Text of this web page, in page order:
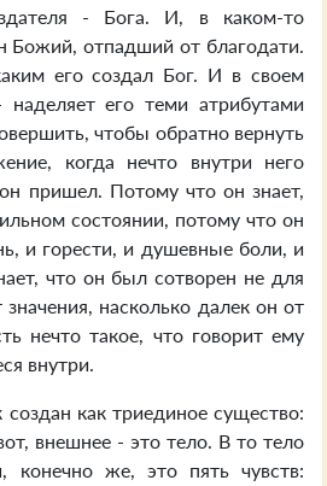
- Бога. И, в каком-то
Божий, отпадший от благодати.
его создал Бог. И в своем
его теми атрибутами
чтобы обратно вернуть
когда нечто внутри него
пришел. Потому что он знает,
состоянии, потому что он
и горести, и душевные боли, и
что он был сотворен не для
насколько далек он от
нечто такое, что говорит ему
внутри.
создан как триединое существо:
внешнее - это тело. В то тело
конечно же, это пять чувств: